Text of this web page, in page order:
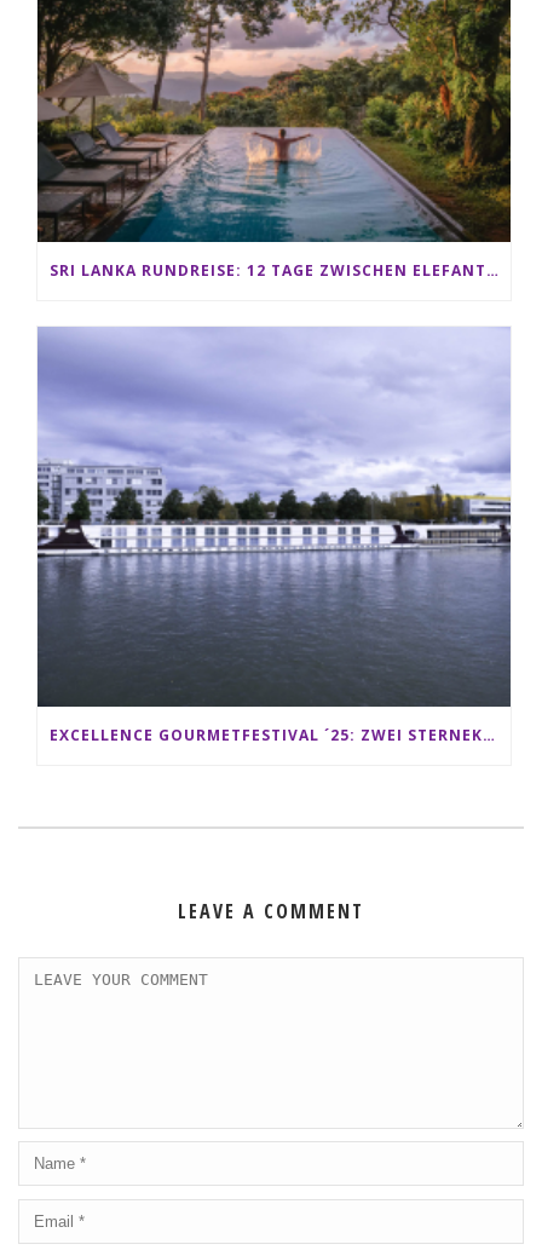
SRI LANKA RUNDREISE: 12 TAGE ZWISCHEN ELEFANTEN, TEEPLANTAGEN & STRAND ALS FAMILIE
EXCELLENCE GOURMETFESTIVAL ´25: ZWEI STERNEKÖCHE ANTONIO GUIDA & DARIO MORESCO VERWÖHNEN IHRE GÄSTE AUF EINER LUXERIÖSEN SCHIFFSREISE
LEAVE A COMMENT